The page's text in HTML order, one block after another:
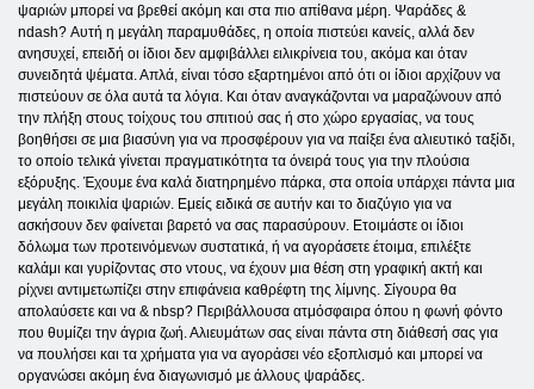
ψαριών μπορεί να βρεθεί ακόμη και στα πιο απίθανα μέρη. Ψαράδες &
ndash? Αυτή η μεγάλη παραμυθάδες, η οποία πιστεύει κανείς, αλλά δεν
ανησυχεί, επειδή οι ίδιοι δεν αμφιβάλλει ειλικρίνεια του, ακόμα και όταν
συνειδητά ψέματα. Απλά, είναι τόσο εξαρτημένοι από ότι οι ίδιοι αρχίζουν να
πιστεύουν σε όλα αυτά τα λόγια. Και όταν αναγκάζονται να μαραζώνουν από
την πλήξη στους τοίχους του σπιτιού σας ή στο χώρο εργασίας, να τους
βοηθήσει σε μια βιασύνη για να προσφέρουν για να παίξει ένα αλιευτικό ταξίδι,
το οποίο τελικά γίνεται πραγματικότητα τα όνειρά τους για την πλούσια
εξόρυξης. Έχουμε ένα καλά διατηρημένο πάρκα, στα οποία υπάρχει πάντα μια
μεγάλη ποικιλία ψαριών. Εμείς ειδικά σε αυτήν και το διαζύγιο για να
ασκήσουν δεν φαίνεται βαρετό να σας παρασύρουν. Ετοιμάστε οι ίδιοι
δόλωμα των προτεινόμενων συστατικά, ή να αγοράσετε έτοιμα, επιλέξτε
καλάμι και γυρίζοντας στο ντους, να έχουν μια θέση στη γραφική ακτή και
ρίχνει αντιμετωπίζει στην επιφάνεια καθρέφτη της λίμνης. Σίγουρα θα
απολαύσετε και να & nbsp? Περιβάλλουσα ατμόσφαιρα όπου η φωνή φόντο
που θυμίζει την άγρια ​​ζωή. Αλιευμάτων σας είναι πάντα στη διάθεσή σας για
να πουλήσει και τα χρήματα για να αγοράσει νέο εξοπλισμό και μπορεί να
οργανώσει ακόμη ένα διαγωνισμό με άλλους ψαράδες.